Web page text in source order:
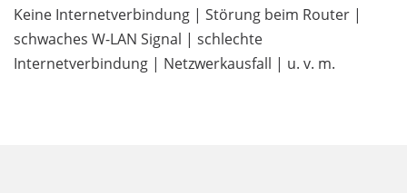
Keine Internetverbindung | Störung beim Router |
schwaches W-LAN Signal | schlechte
Internetverbindung | Netzwerkausfall | u. v. m.